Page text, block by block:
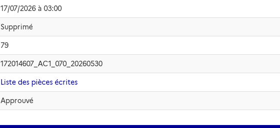
17/07/2026 à 03:00
Supprimé
79
172014607_AC1_070_20260530
Liste des pièces écrites
Approuvé